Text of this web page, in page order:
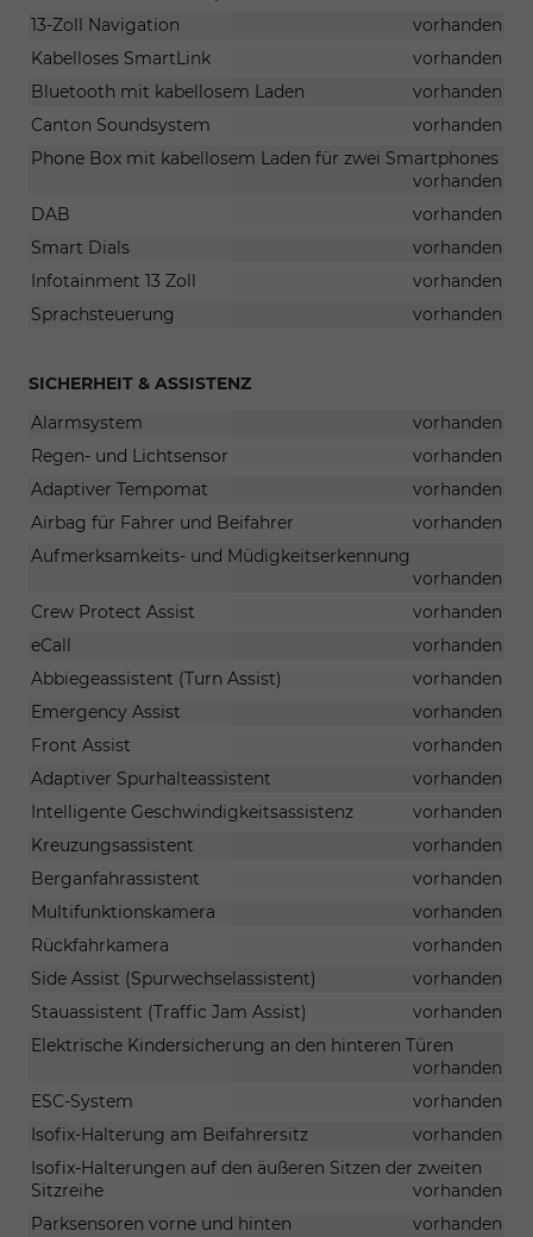
13-Zoll Navigation
vorhanden
Kabelloses SmartLink
vorhanden
Bluetooth mit kabellosem Laden
vorhanden
Canton Soundsystem
vorhanden
Phone Box mit kabellosem Laden für zwei Smartphones
vorhanden
DAB
vorhanden
Smart Dials
vorhanden
Infotainment 13 Zoll
vorhanden
Sprachsteuerung
vorhanden
SICHERHEIT & ASSISTENZ
Alarmsystem
vorhanden
Regen- und Lichtsensor
vorhanden
Adaptiver Tempomat
vorhanden
Airbag für Fahrer und Beifahrer
vorhanden
Aufmerksamkeits- und Müdigkeitserkennung
vorhanden
Crew Protect Assist
vorhanden
eCall
vorhanden
Abbiegeassistent (Turn Assist)
vorhanden
Emergency Assist
vorhanden
Front Assist
vorhanden
Adaptiver Spurhalteassistent
vorhanden
Intelligente Geschwindigkeitsassistenz
vorhanden
Kreuzungsassistent
vorhanden
Berganfahrassistent
vorhanden
Multifunktionskamera
vorhanden
Rückfahrkamera
vorhanden
Side Assist (Spurwechselassistent)
vorhanden
Stauassistent (Traffic Jam Assist)
vorhanden
Elektrische Kindersicherung an den hinteren Türen
vorhanden
ESC-System
vorhanden
Isofix-Halterung am Beifahrersitz
vorhanden
Isofix-Halterungen auf den äußeren Sitzen der zweiten
Sitzreihe
vorhanden
Parksensoren vorne und hinten
vorhanden